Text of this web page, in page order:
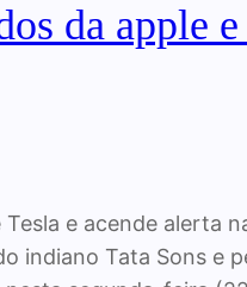
da apple e
e acende alerta
indiano Tata Sons e